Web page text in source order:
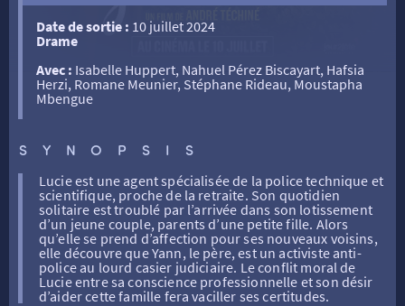
FILMS
SÉANCES SPÉCIALES
RÉTRO VISION
RETOUR
ATELIERS PRATIQUES
RETOUR
LA SÉLECTION DES AMIS DU CINÉMA & LES FILMS
D’ACTUALITÉS
LES DISPOSITIFS NATIONAUX
RETOUR
HISTORIQUE
TARIFS
NOS SALLES
Date de sortie : 10 juillet 2024
Drame
Avec : Isabelle Huppert, Nahuel Pérez Biscayart, Hafsia
Herzi, Romane Meunier, Stéphane Rideau, Moustapha
Mbengue
SYNOPSIS
Lucie est une agent spécialisée de la police technique et
scientifique, proche de la retraite. Son quotidien
solitaire est troublé par l’arrivée dans son lotissement
d’un jeune couple, parents d’une petite fille. Alors
qu’elle se prend d’affection pour ses nouveaux voisins,
elle découvre que Yann, le père, est un activiste anti-
police au lourd casier judiciaire. Le conflit moral de
Lucie entre sa conscience professionnelle et son désir
d’aider cette famille fera vaciller ses certitudes.